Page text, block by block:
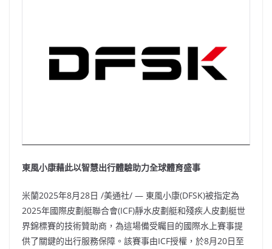
東風小康藉此以智慧出行體驗助力全球體育盛事
米蘭2025年8月28日 /美通社/ — 東風小康(DFSK)被指定為
2025年國際皮劃艇聯合會(ICF)靜水皮劃艇和殘疾人皮劃艇世
界錦標賽的技術贊助商，為這場備受矚目的國際水上賽事提
供了關鍵的出行服務保障。該賽事由ICF授權，於8月20日至